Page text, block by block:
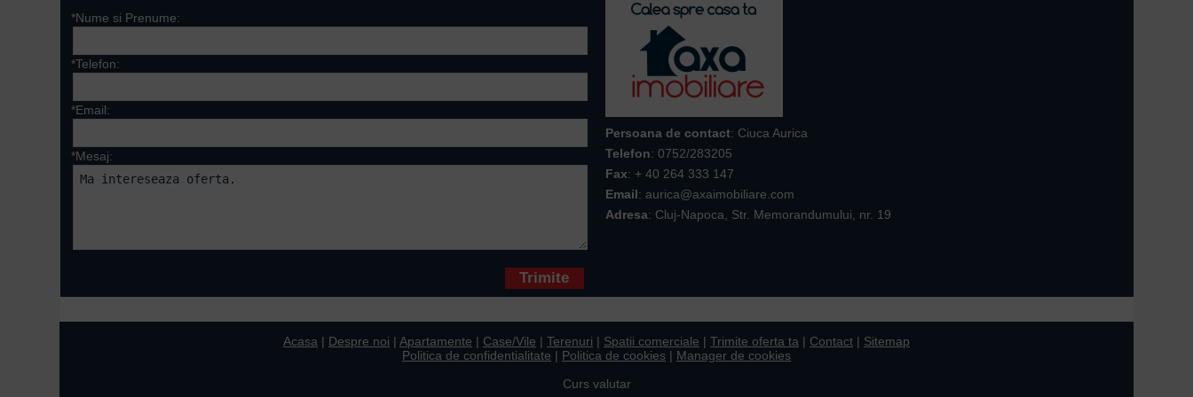
*Nume si Prenume:
*Telefon:
*Email:
*Mesaj:
Persoana de contact: Ciuca Aurica
Telefon: 0752/283205
Fax: + 40 264 333 147
Email: aurica@axaimobiliare.com
Adresa: Cluj-Napoca, Str. Memorandumului, nr. 19
Acasa | Despre noi | Apartamente | Case/Vile | Terenuri | Spatii comerciale | Trimite oferta ta | Contact | Sitemap
Politica de confidentialitate | Politica de cookies | Manager de cookies
Curs valutar